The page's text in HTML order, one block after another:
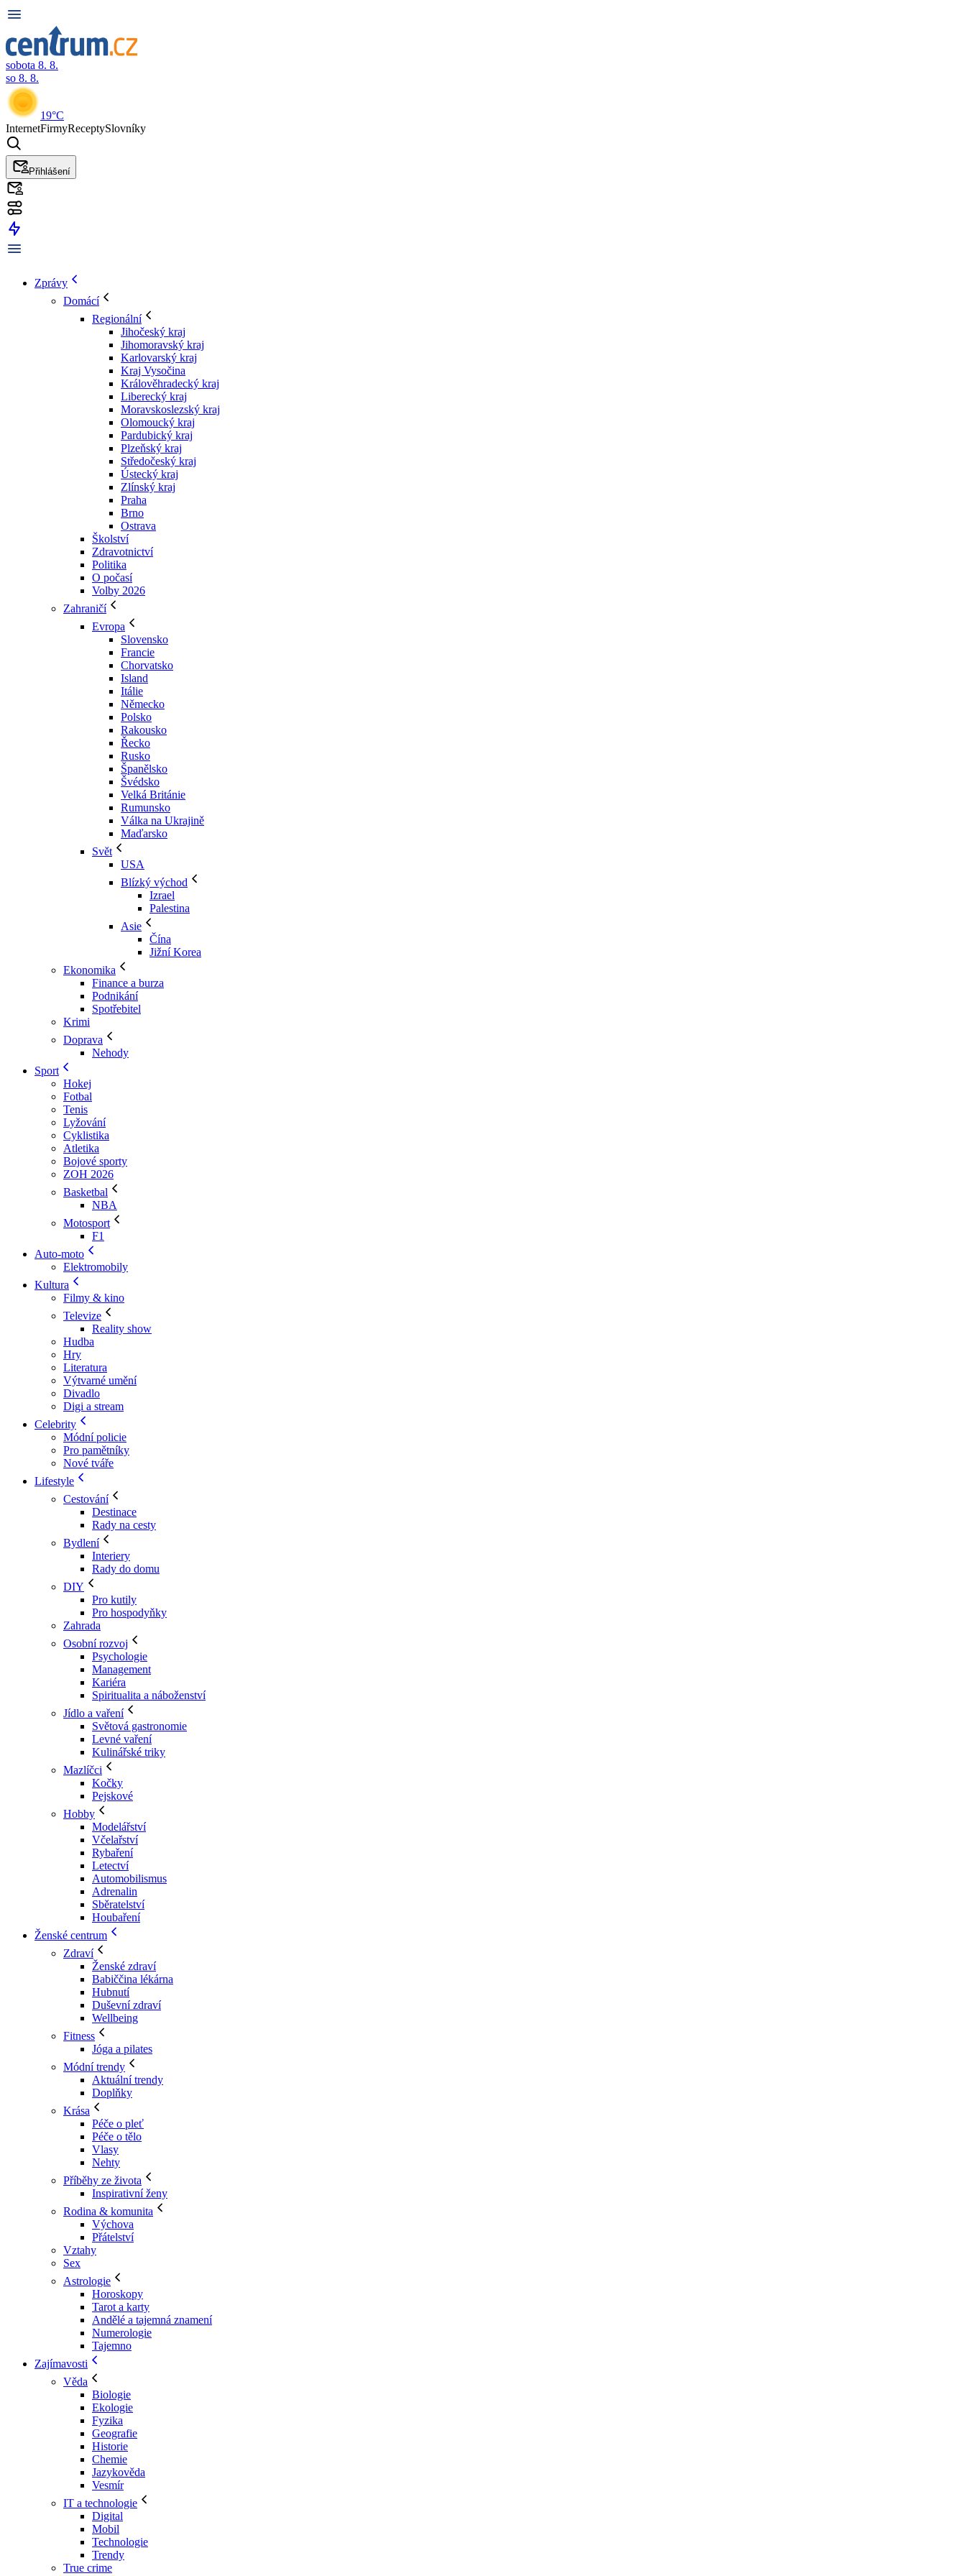
sobota 8. 8.
so 8. 8.
19°C
InternetFirmyReceptySlovníky
Přihlášení
Zprávy
Domácí
Regionální
Jihočeský kraj
Jihomoravský kraj
Karlovarský kraj
Kraj Vysočina
Králověhradecký kraj
Liberecký kraj
Moravskoslezský kraj
Olomoucký kraj
Pardubický kraj
Plzeňský kraj
Středočeský kraj
Ústecký kraj
Zlínský kraj
Praha
Brno
Ostrava
Školství
Zdravotnictví
Politika
O počasí
Volby 2026
Zahraničí
Evropa
Slovensko
Francie
Chorvatsko
Island
Itálie
Německo
Polsko
Rakousko
Řecko
Rusko
Španělsko
Švédsko
Velká Británie
Rumunsko
Válka na Ukrajině
Maďarsko
Svět
USA
Blízký východ
Izrael
Palestina
Asie
Čína
Jižní Korea
Ekonomika
Finance a burza
Podnikání
Spotřebitel
Krimi
Doprava
Nehody
Sport
Hokej
Fotbal
Tenis
Lyžování
Cyklistika
Atletika
Bojové sporty
ZOH 2026
Basketbal
NBA
Motosport
F1
Auto-moto
Elektromobily
Kultura
Filmy & kino
Televize
Reality show
Hudba
Hry
Literatura
Výtvarné umění
Divadlo
Digi a stream
Celebrity
Módní policie
Pro pamětníky
Nové tváře
Lifestyle
Cestování
Destinace
Rady na cesty
Bydlení
Interiery
Rady do domu
DIY
Pro kutily
Pro hospodyňky
Zahrada
Osobní rozvoj
Psychologie
Management
Kariéra
Spiritualita a náboženství
Jídlo a vaření
Světová gastronomie
Levné vaření
Kulinářské triky
Mazlíčci
Kočky
Pejskové
Hobby
Modelářství
Včelařství
Rybaření
Letectví
Automobilismus
Adrenalin
Sběratelství
Houbaření
Ženské centrum
Zdraví
Ženské zdraví
Babiččina lékárna
Hubnutí
Duševní zdraví
Wellbeing
Fitness
Jóga a pilates
Módní trendy
Aktuální trendy
Doplňky
Krása
Péče o pleť
Péče o tělo
Vlasy
Nehty
Příběhy ze života
Inspirativní ženy
Rodina & komunita
Výchova
Přátelství
Vztahy
Sex
Astrologie
Horoskopy
Tarot a karty
Andělé a tajemná znamení
Numerologie
Tajemno
Zajímavosti
Věda
Biologie
Ekologie
Fyzika
Geografie
Historie
Chemie
Jazykověda
Vesmír
IT a technologie
Digital
Mobil
Technologie
Trendy
True crime